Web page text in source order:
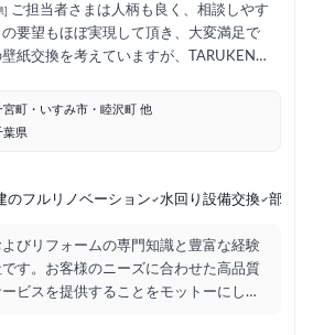
]
ご担当者さまは人柄も良く、相談しやす
要望もほぼ実現して頂き、大変満足で
紙交換を考えていますが、TARUKENさ
ざいました。
宮町・いすみ市・睦沢町 他
葉県
のフルリノベーション 水回り設備交換 部分リ
びリフォームの専門知識と豊富な経験
す。お客様のニーズに合わせた高品質
ビスを提供することをモットーにして